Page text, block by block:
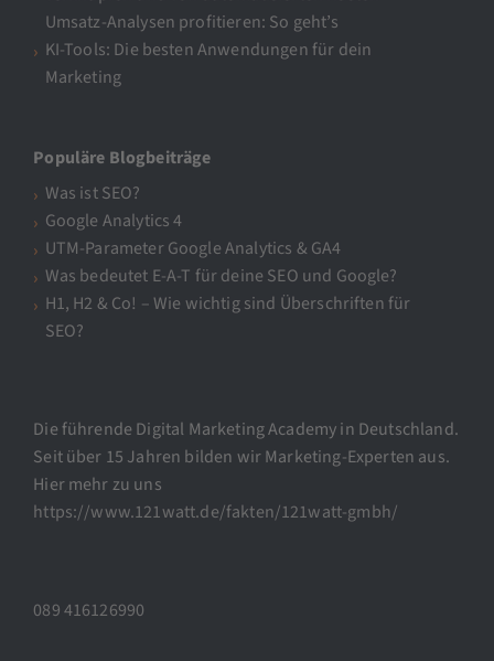
Umsatz-Analysen profitieren: So geht’s
KI-Tools: Die besten Anwendungen für dein
Marketing
Populäre Blogbeiträge
Was ist SEO?
Google Analytics 4
UTM-Parameter Google Analytics & GA4
Was bedeutet E-A-T für deine SEO und Google?
H1, H2 & Co! – Wie wichtig sind Überschriften für
SEO?
Die führende Digital Marketing Academy in Deutschland.
Seit über 15 Jahren bilden wir Marketing-Experten aus.
Hier mehr zu uns
https://www.121watt.de/fakten/121watt-gmbh/
089 416126990